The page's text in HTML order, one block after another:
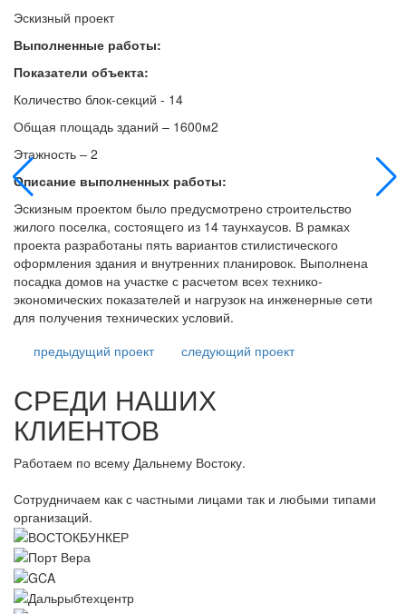
Эскизный проект
Выполненные работы:
Показатели объекта:
Количество блок-секций - 14
Общая площадь зданий – 1600м2
Этажность – 2
Описание выполненных работы:
Эскизным проектом было предусмотрено строительство
жилого поселка, состоящего из 14 таунхаусов. В рамках
проекта разработаны пять вариантов стилистического
оформления здания и внутренних планировок. Выполнена
посадка домов на участке с расчетом всех технико-
экономических показателей и нагрузок на инженерные сети
для получения технических условий.
предыдущий проект следующий проект
СРЕДИ НАШИХ
КЛИЕНТОВ
Работаем по всему Дальнему Востоку.
Сотрудничаем как с частными лицами так и любыми типами
организаций.